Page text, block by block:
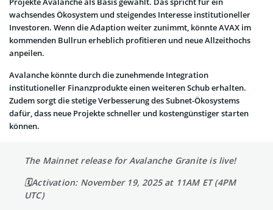
wachsendes Ökosystem und steigendes Interesse institutioneller
Investoren. Wenn die Adaption weiter zunimmt, könnte AVAX im
kommenden Bullrun erheblich profitieren und neue Allzeithochs
anpeilen.
Avalanche könnte durch die zunehmende Integration
institutioneller Finanzprodukte einen weiteren Schub erhalten.
Zudem sorgt die stetige Verbesserung des Subnet-Ökosystems
dafür, dass neue Projekte schneller und kostengünstiger starten
können.
The Mainnet release for Avalanche Granite is live!
🗓️Activation: November 19, 2025 at 11AM ET (4PM
UTC)